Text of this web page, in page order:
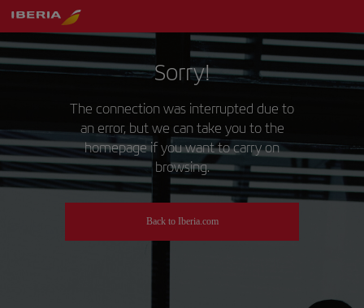
Sorry!
The connection was interrupted due to
an error, but we can take you to the
homepage if you want to carry on
browsing.
Back to Iberia.com